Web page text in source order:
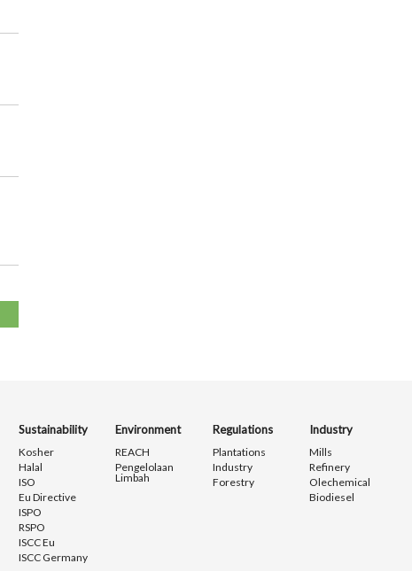
Sustainability
Kosher
Halal
ISO
Eu Directive
ISPO
RSPO
ISCC Eu
ISCC Germany
Environment
REACH
Pengelolaan
Limbah
Regulations
Plantations
Industry
Forestry
Industry
Mills
Refinery
Olechemical
Biodiesel